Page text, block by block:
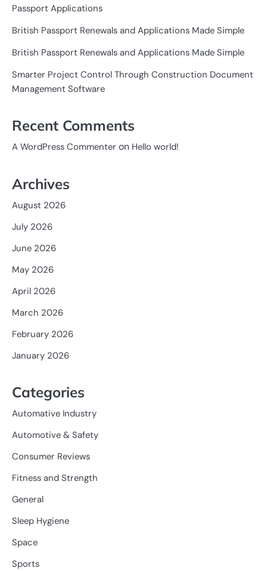
Passport Applications
British Passport Renewals and Applications Made Simple
British Passport Renewals and Applications Made Simple
Smarter Project Control Through Construction Document
Management Software
Recent Comments
A WordPress Commenter on Hello world!
Archives
August 2026
July 2026
June 2026
May 2026
April 2026
March 2026
February 2026
January 2026
Categories
Automative Industry
Automotive & Safety
Consumer Reviews
Fitness and Strength
General
Sleep Hygiene
Space
Sports